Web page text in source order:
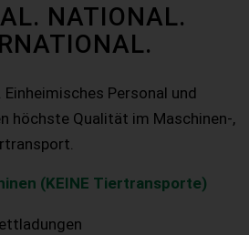
NATIONAL.
Einheimisches Personal und
höchste Qualität im Maschinen-,
(KEINE Tiertransporte)